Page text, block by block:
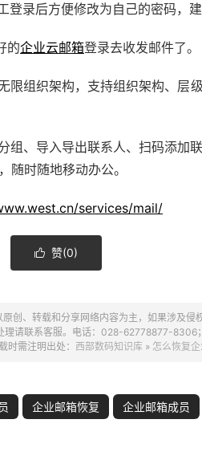
录后方便修改为自己的密码，建
的企业云邮箱登录去收发邮件了。
限组织架构，支持组织架构、层
组、导入导出联系人、扫码添加
随时随地移动办公。
services/mail/
 赞(0)
创、转载和分享网络内容为主，如果涉及侵
理请联系客服。电话：028-62778877-8306
时需注明出处： 西部数码知识库 » 怎么恢复
企业邮箱恢复 企业邮箱成员